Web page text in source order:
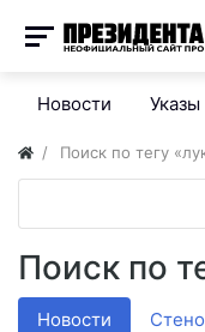
Новости
Поиск по тегу
Поиск по
Новости